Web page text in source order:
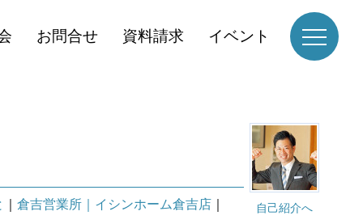
お問合せ 資料請求 イベント
自己紹介へ
倉吉営業所｜イシンホーム倉吉店